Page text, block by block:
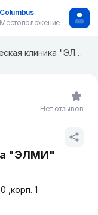
Columbus
Местоположение
Стоматологическая клиника "ЭЛМИ"
"ЭЛМИ"
,корп. 1
Нет отзывов